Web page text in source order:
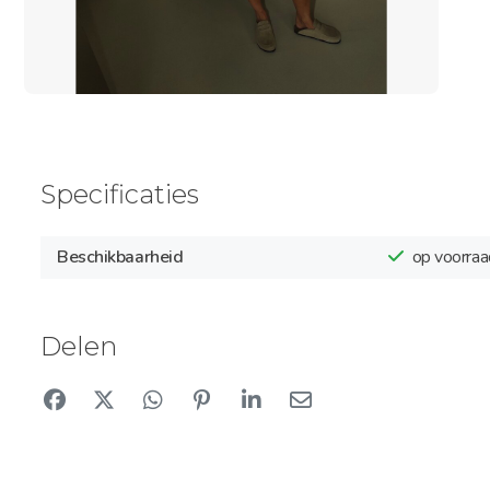
Specificaties
Beschikbaarheid op
Delen